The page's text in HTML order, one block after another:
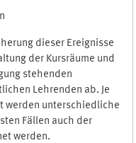
dieser Ereignisse
der Kursräume und
stehenden
Lehrenden ab. Je
werden unterschiedliche
Fällen auch der
werden.